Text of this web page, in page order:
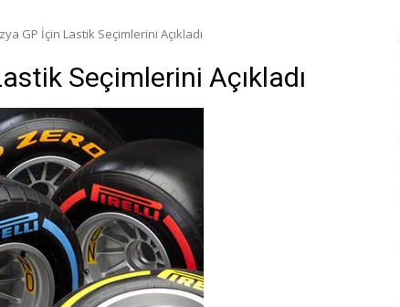
GP İçin Lastik Seçimlerini Açıkladı
Seçimlerini Açıkladı